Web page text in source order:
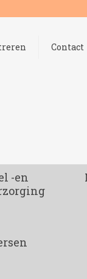
Contact
-en